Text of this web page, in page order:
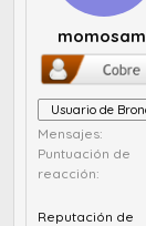
Usuario de
Mensajes
Puntuación de
reacción
Reputación de